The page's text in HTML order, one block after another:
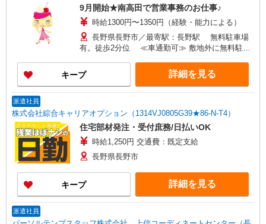
9月開始★南高田で営業事務のお仕事♪
時給1300円〜1350円（経験・能力による）
長野県長野市／最寄駅：長野駅 無料駐車場
有。徒歩2分位 ≪車通勤可≫ 敷地外に無料駐車
キープ 詳細を見る
派遣社員
株式会社綜合キャリアオプション（1314VJ0805G39★86-N-T4）
住宅部材発注・受付庶務/日払いOK
時給1,250円 交通費：既定支給
長野県長野市
キープ 詳細を見る
派遣社員